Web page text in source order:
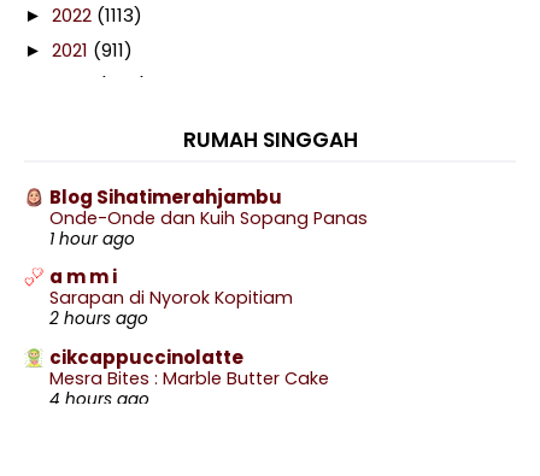
► 2022 (1113)
► 2021 (911)
(460)
►2017 (359)
▼2016(538)
December
Ranking Alexa Azhafizah.com December 2016
Jom Buat 2016BestNine
Kemeriahan Thai Food Festival
Tetap Setia Bersama Contact Lens Freshkon
RUMAH SINGGAH
Blog Sihatimerahjambu
Onde-Onde dan Kuih Sopang Panas
1 hour ago
a m m i
Sarapan di Nyorok Kopitiam
2 hours ago
cikcappuccinolatte
Mesra Bites : Marble Butter Cake
4 hours ago